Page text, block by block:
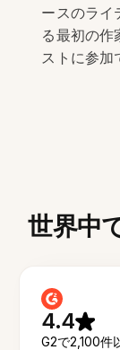
ースのライ
る最初の作
ストに参加
世界中
4.4
G2で2,100件